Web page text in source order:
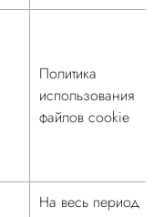
Политика
использования
файлов cookie
На весь период